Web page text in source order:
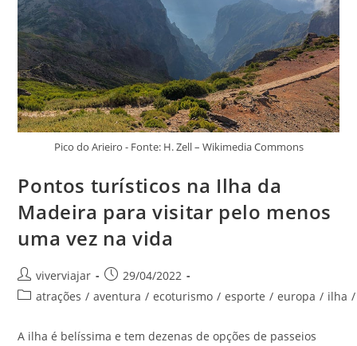
Pico do Arieiro - Fonte: H. Zell – Wikimedia Commons
Pontos turísticos na Ilha da
Madeira para visitar pelo menos
uma vez na vida
Autor
do
viverviajar
Post
publicado:
29/04/2022
Categoria
post:
atrações / aventura / ecoturismo / esporte / europa / ilha /
A ilha é belíssima e tem dezenas de opções de passeios